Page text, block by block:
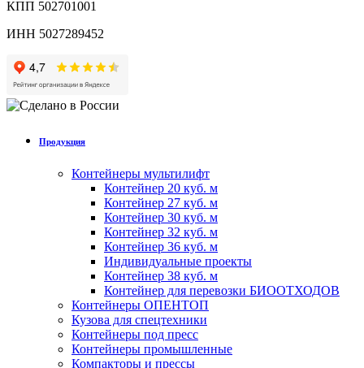
КПП 502701001
ИНН 5027289452
Продукция
Контейнеры мультилифт
Контейнер 20 куб. м
Контейнер 27 куб. м
Контейнер 30 куб. м
Контейнер 32 куб. м
Контейнер 36 куб. м
Индивидуальные проекты
Контейнер 38 куб. м
Контейнер для перевозки БИООТХОДОВ
Контейнеры ОПЕНТОП
Кузова для спецтехники
Контейнеры под пресс
Контейнеры промышленные
Компакторы и прессы